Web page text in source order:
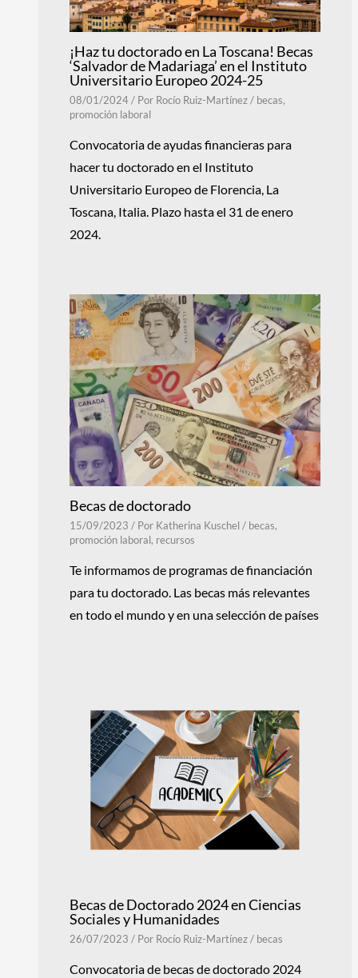
¡Haz tu doctorado en La Toscana! Becas
‘Salvador de Madariaga’ en el Instituto
Universitario Europeo 2024-25
08/01/2024/ Por Rocío Ruiz-Martínez/ becas,
promoción laboral
Convocatoria de ayudas financieras para
hacer tu doctorado en el Instituto
Universitario Europeo de Florencia, La
Toscana, Italia. Plazo hasta el 31 de enero
2024.
Becas de doctorado
15/09/2023/ Por Katherina Kuschel/ becas,
promoción laboral, recursos
Te informamos de programas de financiación
para tu doctorado. Las becas más relevantes
en todo el mundo y en una selección de países
Becas de Doctorado 2024 en Ciencias
Sociales y Humanidades
26/07/2023/ Por Rocío Ruiz-Martínez/ becas
Convocatoria de becas de doctorado 2024